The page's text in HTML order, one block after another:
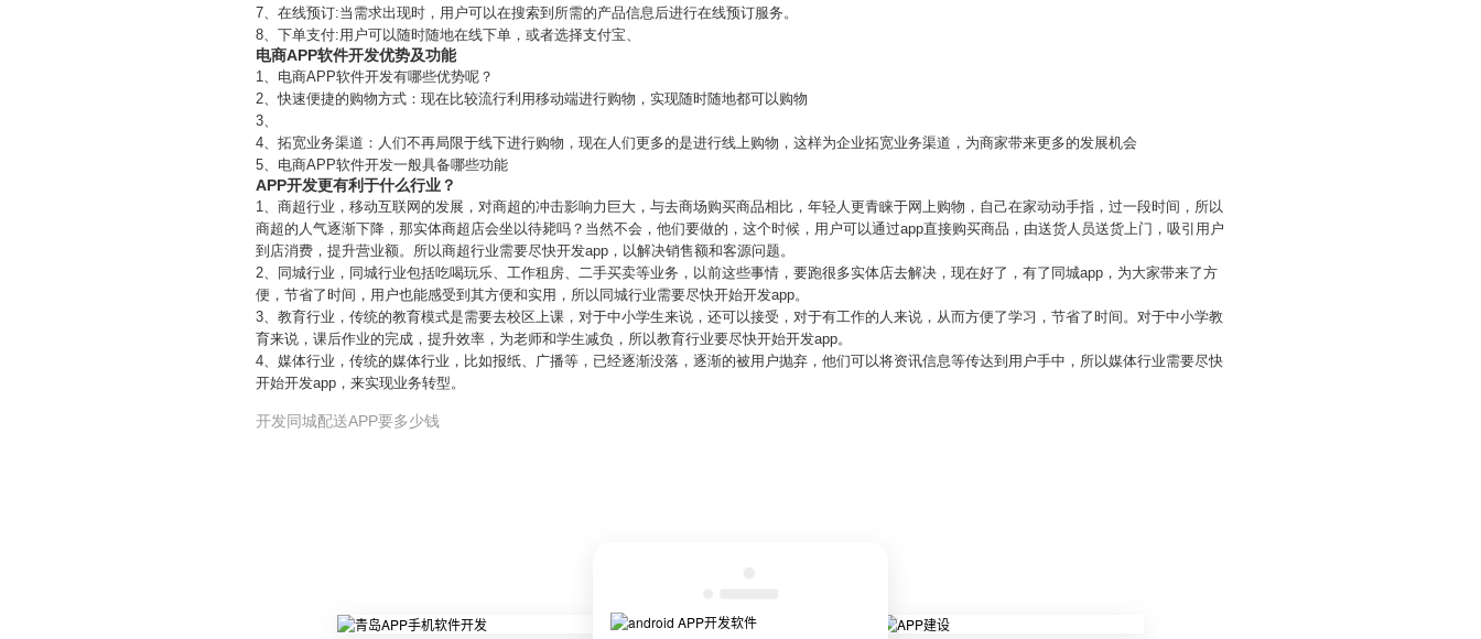
7、在线预订:当需求出现时，用户可以在搜索到所需的产品信息后进行在线预订服务。
8、下单支付:用户可以随时随地在线下单，或者选择支付宝、
电商APP软件开发优势及功能
1、电商APP软件开发有哪些优势呢？
2、快速便捷的购物方式：现在比较流行利用移动端进行购物，实现随时随地都可以购物
3、
4、拓宽业务渠道：人们不再局限于线下进行购物，现在人们更多的是进行线上购物，这样为企业拓宽业务渠道，为商家带来更多的发展机会
5、电商APP软件开发一般具备哪些功能
APP开发更有利于什么行业？
1、商超行业，移动互联网的发展，对商超的冲击影响力巨大，与去商场购买商品相比，年轻人更青睐于网上购物，自己在家动动手指，过一段时间，所以
商超的人气逐渐下降，那实体商超店会坐以待毙吗？当然不会，他们要做的，这个时候，用户可以通过app直接购买商品，由送货人员送货上门，吸引用户
到店消费，提升营业额。所以商超行业需要尽快开发app，以解决销售额和客源问题。
2、同城行业，同城行业包括吃喝玩乐、工作租房、二手买卖等业务，以前这些事情，要跑很多实体店去解决，现在好了，有了同城app，为大家带来了方
便，节省了时间，用户也能感受到其方便和实用，所以同城行业需要尽快开始开发app。
3、教育行业，传统的教育模式是需要去校区上课，对于中小学生来说，还可以接受，对于有工作的人来说，从而方便了学习，节省了时间。对于中小学教
育来说，课后作业的完成，提升效率，为老师和学生减负，所以教育行业要尽快开始开发app。
4、媒体行业，传统的媒体行业，比如报纸、广播等，已经逐渐没落，逐渐的被用户抛弃，他们可以将资讯信息等传达到用户手中，所以媒体行业需要尽快
开始开发app，来实现业务转型。
开发同城配送APP要多少钱